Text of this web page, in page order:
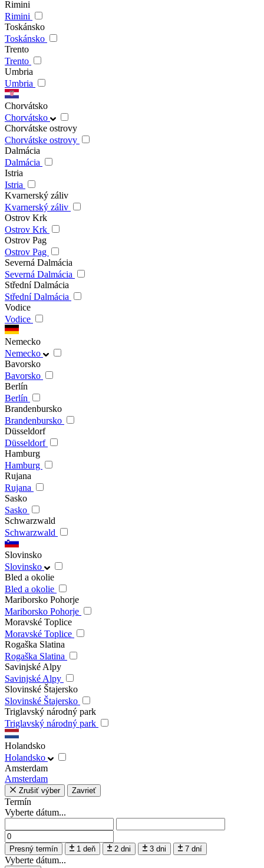
Rimini
Rimini
Toskánsko
Toskánsko
Trento
Trento
Umbria
Umbria
Chorvátsko
Chorvátsko
Chorvátske ostrovy
Chorvátske ostrovy
Dalmácia
Dalmácia
Istria
Istria
Kvarnerský záliv
Kvarnerský záliv
Ostrov Krk
Ostrov Krk
Ostrov Pag
Ostrov Pag
Severná Dalmácia
Severná Dalmácia
Střední Dalmácia
Střední Dalmácia
Vodice
Vodice
Nemecko
Nemecko
Bavorsko
Bavorsko
Berlín
Berlín
Brandenbursko
Brandenbursko
Düsseldorf
Düsseldorf
Hamburg
Hamburg
Rujana
Rujana
Sasko
Sasko
Schwarzwald
Schwarzwald
Slovinsko
Slovinsko
Bled a okolie
Bled a okolie
Mariborsko Pohorje
Mariborsko Pohorje
Moravské Toplice
Moravské Toplice
Rogaška Slatina
Rogaška Slatina
Savinjské Alpy
Savinjské Alpy
Slovinské Štajersko
Slovinské Štajersko
Triglavský národný park
Triglavský národný park
Holandsko
Holandsko
Amsterdam
Amsterdam
Zrušiť výber Zavrieť
Termín
Vyberte dátum...
Presný termín 1 deň 2 dni 3 dni 7 dní
Vyberte dátum...